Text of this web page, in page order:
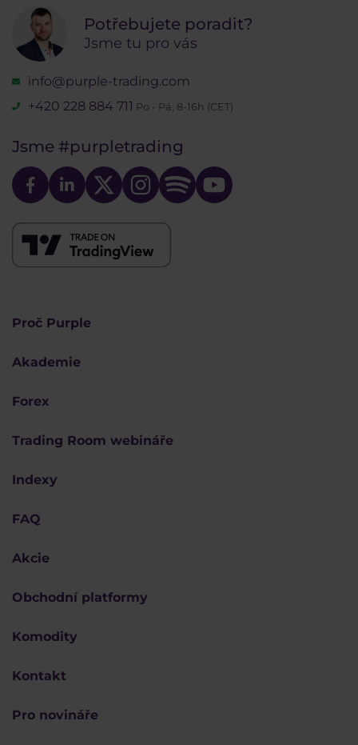
Potřebujete poradit?
Jsme tu pro vás
info@purple-trading.com
+420 228 884 711 Po - Pá, 8-16h (CET)
Jsme #purpletrading
Proč Purple
Akademie
Forex
Trading Room webináře
Indexy
FAQ
Akcie
Obchodní platformy
Komodity
Kontakt
Pro novináře